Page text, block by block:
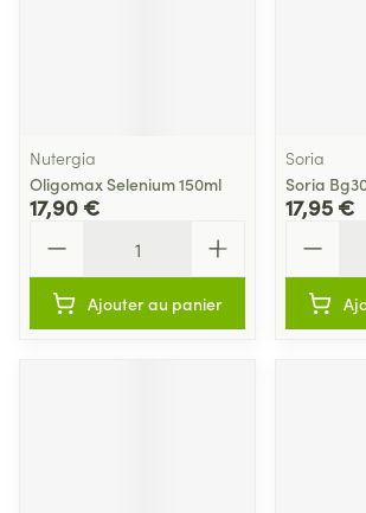
Nutergia
Oligomax Selenium 150ml
17,90 €
Ajouter au panier
Soria
Soria
17,95 €